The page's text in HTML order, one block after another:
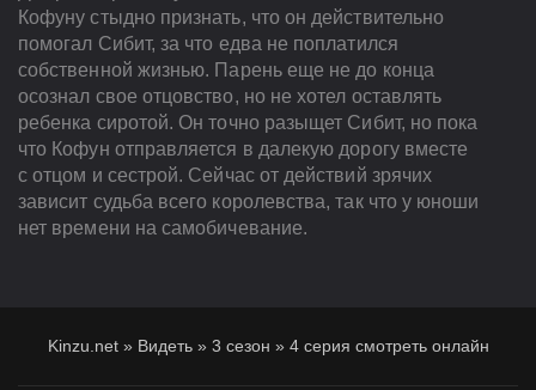
Кофуну стыдно признать, что он действительно
помогал Сибит, за что едва не поплатился
собственной жизнью. Парень еще не до конца
осознал свое отцовство, но не хотел оставлять
ребенка сиротой. Он точно разыщет Сибит, но пока
что Кофун отправляется в далекую дорогу вместе
с отцом и сестрой. Сейчас от действий зрячих
зависит судьба всего королевства, так что у юноши
нет времени на самобичевание.
Kinzu.net» Видеть» 3 сезон » 4 серия смотреть онлайн